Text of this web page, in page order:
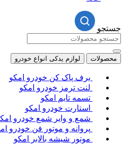
لوازم یدکی انواع خودرو
برف پاک کن خودرو امکو
لنت ترمز خودرو امکو
تسمه تایم امکو
استارت خودرو امکو
شمع و وایر شمع خودرو امکو
پروانه و موتور فن خودرو امکو
موتور شیشه بالابر امکو